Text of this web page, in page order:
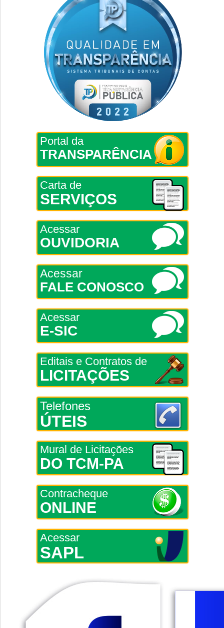
Portal da
TRANSPARÊNCIA
Carta de
SERVIÇOS
Acessar
OUVIDORIA
Acessar
FALE CONOSCO
Acessar
E-SIC
Editais e Contratos de
LICITAÇÕES
Telefones
ÚTEIS
Mural de Licitações
DO TCM-PA
Contracheque
ONLINE
Acessar
SAPL